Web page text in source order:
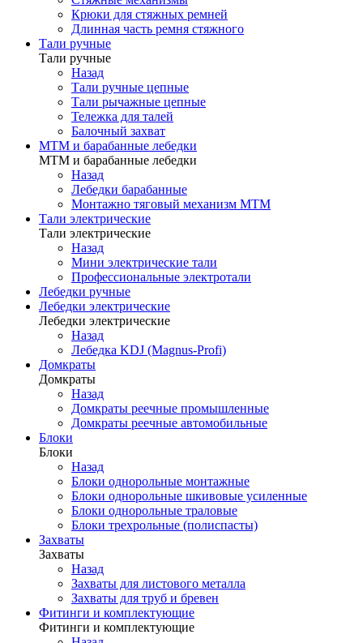
Крюки для стяжных ремней
Длинная часть ремня стяжного
Тали ручные
Тали ручные
Назад
Тали ручные цепные
Тали рычажные цепные
Тележка для талей
Балочный захват
МТМ и барабанные лебедки
МТМ и барабанные лебедки
Назад
Лебедки барабанные
Монтажно тяговый механизм МТМ
Тали электрические
Тали электрические
Назад
Мини электрические тали
Профессиональные электротали
Лебедки ручные
Лебедки электрические
Лебедки электрические
Назад
Лебедка KDJ (Magnus-Profi)
Домкраты
Домкраты
Назад
Домкраты реечные промышленные
Домкраты реечные автомобильные
Блоки
Блоки
Назад
Блоки однорольные монтажные
Блоки однорольные шкивовые усиленные
Блоки однорольные траловые
Блоки трехрольные (полиспасты)
Захваты
Захваты
Назад
Захваты для листового металла
Захваты для труб и бревен
Фитинги и комплектующие
Фитинги и комплектующие